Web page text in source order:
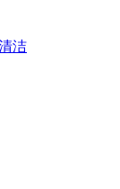
洁